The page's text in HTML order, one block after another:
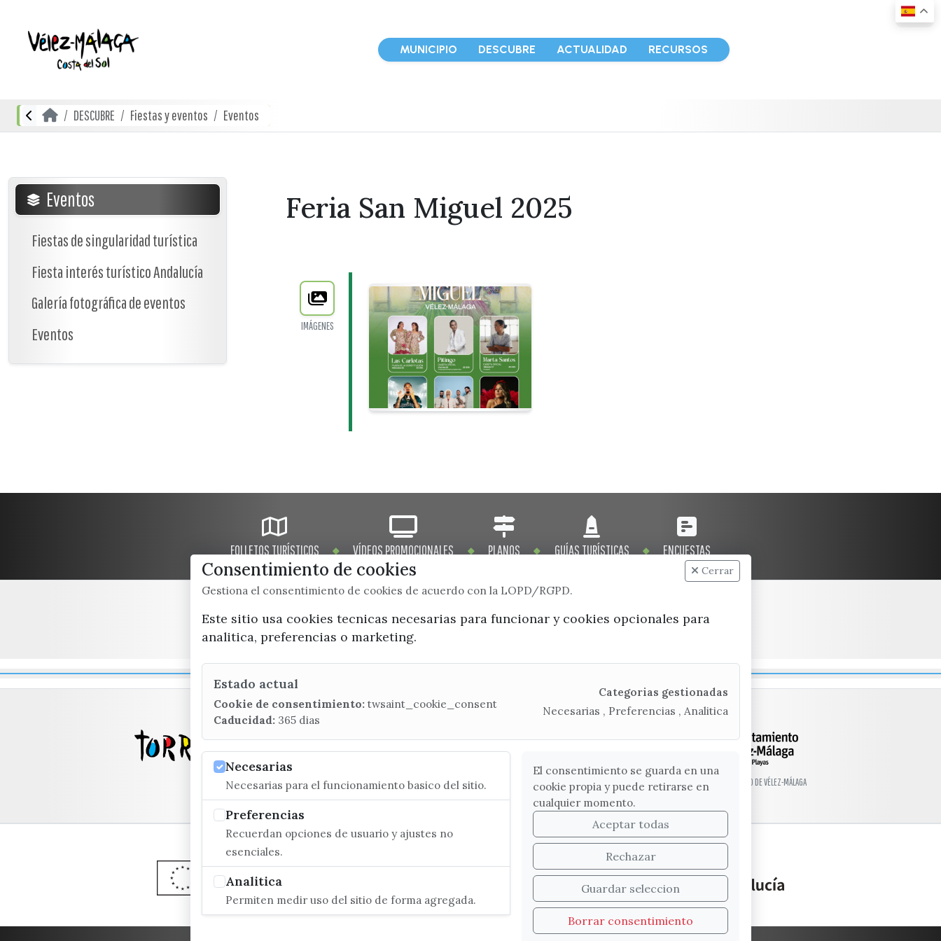
MUNICIPIO DESCUBRE ACTUALIDAD RECURSOS
DESCUBRE Fiestas y eventos Eventos
Eventos
Fiestas de singularidad turística
Fiesta interés turístico Andalucía
Galería fotográfica de eventos
Eventos
Feria San Miguel 2025
IMÁGENES
FOLLETOS TURÍSTICOS VÍDEOS PROMOCIONALES PLANOS GUÍAS TURÍSTICAS ENCUESTAS
x / twitter
(+34) 952 541 104
C/ Poniente, 2. CP 29740 - Torre del Mar
© EXCMO. AYUNTAMIENTO DE VÉLEZ-MÁLAGA
Consentimiento de cookies
Gestiona el consentimiento de cookies de acuerdo con la LOPD/RGPD.
Cerrar
Este sitio usa cookies tecnicas necesarias para funcionar y cookies opcionales para
analitica, preferencias o marketing.
Estado actual
Cookie de consentimiento: twsaint_cookie_consent
Caducidad: 365 dias
Categorias gestionadas
Necesarias , Preferencias , Analitica
Necesarias
Necesarias para el funcionamiento basico del sitio.
Preferencias
Recuerdan opciones de usuario y ajustes no
esenciales.
Analitica
Permiten medir uso del sitio de forma agregada.
El consentimiento se guarda en una
cookie propia y puede retirarse en
cualquier momento.
Aceptar todas
Rechazar
Guardar seleccion
Borrar consentimiento